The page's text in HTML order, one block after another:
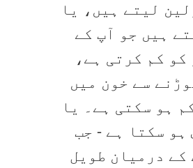
لیتے ہیں، یا
ہیں جو آپ کے
کم کرتی ہے،
سے خون میں
ہو سکتی ہے۔ یا
ہو سکتا ہے - جب
کے درمیان طویل